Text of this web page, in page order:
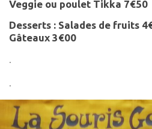
Veggie ou poulet Tikka 7€50
Desserts : Salades de fruits
Gâteaux 3€00
.
.